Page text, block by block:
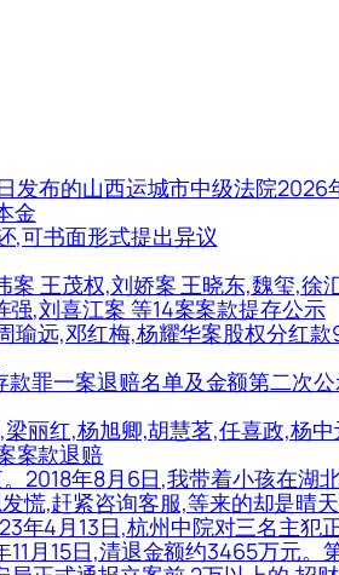
布的山西运城市中级法院2026
金
,可书面形式提出异议
王茂权,刘娇案 王晓东,魏玺,徐
,刘喜江案 等14案案款提存公示
瑜远,邓红梅,杨耀华案股权分红
罪一案退赔名单及金额第二次
丽红,杨旭卿,胡慧茗,任喜政,杨
案款退赔
2018年8月6日,我带着小孩在湖
慌,赶紧咨询客服,等来的却是晴
年4月13日,杭州中院对三名主犯
月15日,清退金额约3465万元。